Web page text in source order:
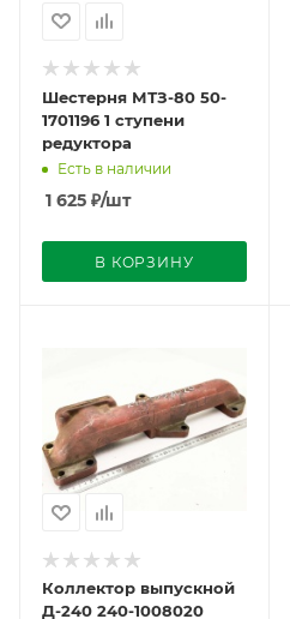
Шестерня МТЗ-80 50-
1701196 1 ступени
редуктора
Есть в наличии
1 625 ₽/шт
В КОРЗИНУ
Коллектор выпускной
Д-240 240-1008020